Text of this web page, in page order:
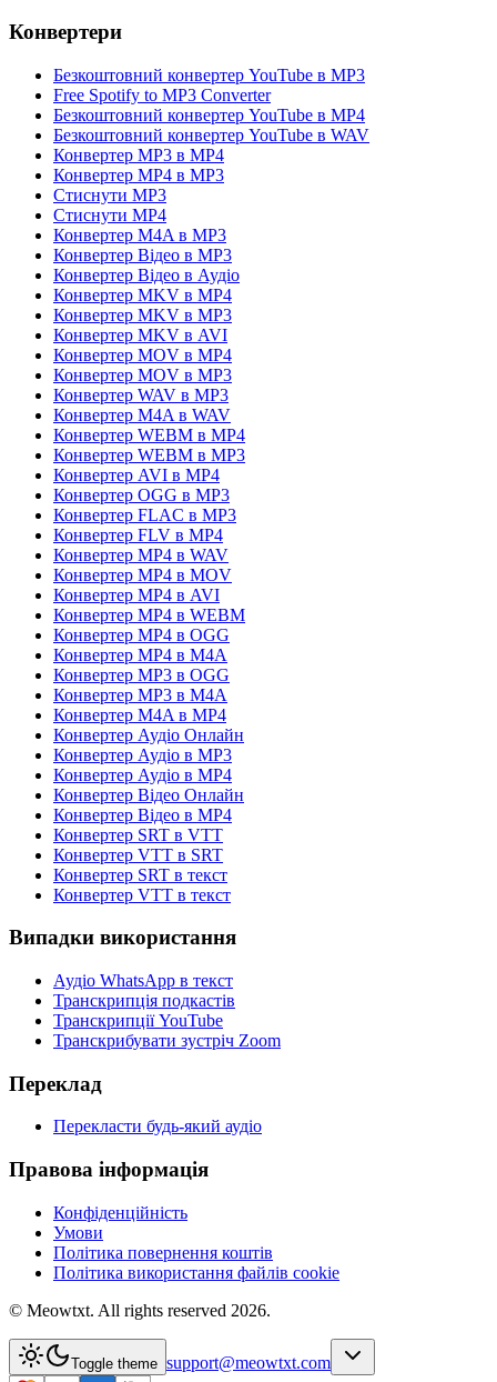
Конвертери
Безкоштовний конвертер YouTube в MP3
Free Spotify to MP3 Converter
Безкоштовний конвертер YouTube в MP4
Безкоштовний конвертер YouTube в WAV
Конвертер MP3 в MP4
Конвертер MP4 в MP3
Стиснути MP3
Стиснути MP4
Конвертер M4A в MP3
Конвертер Відео в MP3
Конвертер Відео в Аудіо
Конвертер MKV в MP4
Конвертер MKV в MP3
Конвертер MKV в AVI
Конвертер MOV в MP4
Конвертер MOV в MP3
Конвертер WAV в MP3
Конвертер M4A в WAV
Конвертер WEBM в MP4
Конвертер WEBM в MP3
Конвертер AVI в MP4
Конвертер OGG в MP3
Конвертер FLAC в MP3
Конвертер FLV в MP4
Конвертер MP4 в WAV
Конвертер MP4 в MOV
Конвертер MP4 в AVI
Конвертер MP4 в WEBM
Конвертер MP4 в OGG
Конвертер MP4 в M4A
Конвертер MP3 в OGG
Конвертер MP3 в M4A
Конвертер M4A в MP4
Конвертер Аудіо Онлайн
Конвертер Аудіо в MP3
Конвертер Аудіо в MP4
Конвертер Відео Онлайн
Конвертер Відео в MP4
Конвертер SRT в VTT
Конвертер VTT в SRT
Конвертер SRT в текст
Конвертер VTT в текст
Випадки використання
Аудіо WhatsApp в текст
Транскрипція подкастів
Транскрипції YouTube
Транскрибувати зустріч Zoom
Переклад
Перекласти будь-який аудіо
Правова інформація
Конфіденційність
Умови
Політика повернення коштів
Політика використання файлів cookie
© Meowtxt. All rights reserved 2026.
Toggle theme support@meowtxt.com